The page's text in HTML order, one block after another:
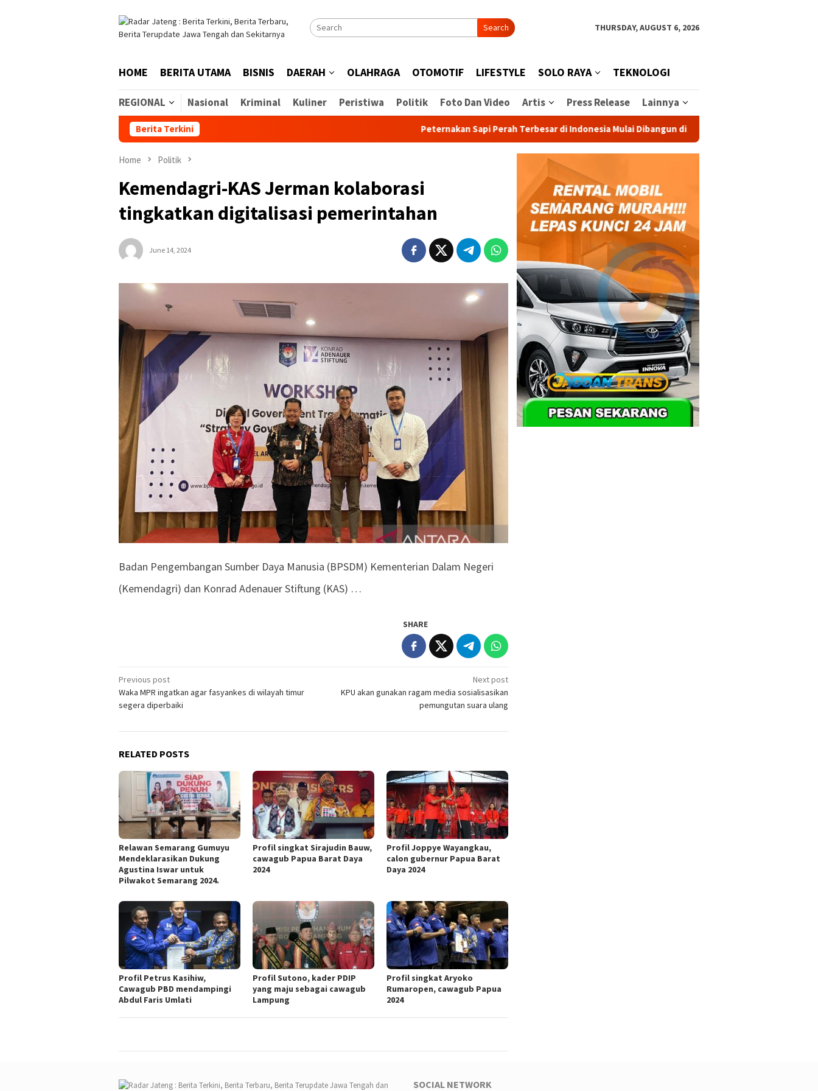
Search THURSDAY, AUGUST 6, 2026
HOME BERITA UTAMA BISNIS DAERAH OLAHRAGA OTOMOTIF LIFESTYLE SOLO RAYA TEKNOLOGI
REGIONAL Nasional Kriminal Kuliner Peristiwa Politik Foto Dan Video Artis Press Release Lainnya
Berita Terkini Peternakan Sapi Perah Terbesar di Indonesia Mulai Dibangun di Jateng, Investasi Rp 1,2 Triliun
Home Politik
Kemendagri-KAS Jerman kolaborasi
tingkatkan digitalisasi pemerintahan
June 14, 2024
Badan Pengembangan Sumber Daya Manusia (BPSDM) Kementerian Dalam Negeri
(Kemendagri) dan Konrad Adenauer Stiftung (KAS) …
SHARE
Post
navigation
Previous post
Waka MPR ingatkan agar fasyankes di wilayah timur
segera diperbaiki
Next post
KPU akan gunakan ragam media sosialisasikan
pemungutan suara ulang
RELATED POSTS
Relawan Semarang Gumuyu
Mendeklarasikan Dukung
Agustina Iswar untuk
Pilwakot Semarang 2024.
Profil singkat Sirajudin Bauw,
cawagub Papua Barat Daya
2024
Profil Joppye Wayangkau,
calon gubernur Papua Barat
Daya 2024
Profil Petrus Kasihiw,
Cawagub PBD mendampingi
Abdul Faris Umlati
Profil Sutono, kader PDIP
yang maju sebagai cawagub
Lampung
Profil singkat Aryoko
Rumaropen, cawagub Papua
2024
SOCIAL NETWORK